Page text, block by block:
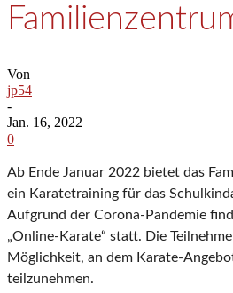
Von
jp54
-
Jan. 16, 2022
0
Ab Ende Januar 2022 bietet das
ein Karatetraining für das
Aufgrund der Corona-Pandemie
„Online-Karate“ statt. Die
Möglichkeit, an dem Karate-
teilzunehmen.